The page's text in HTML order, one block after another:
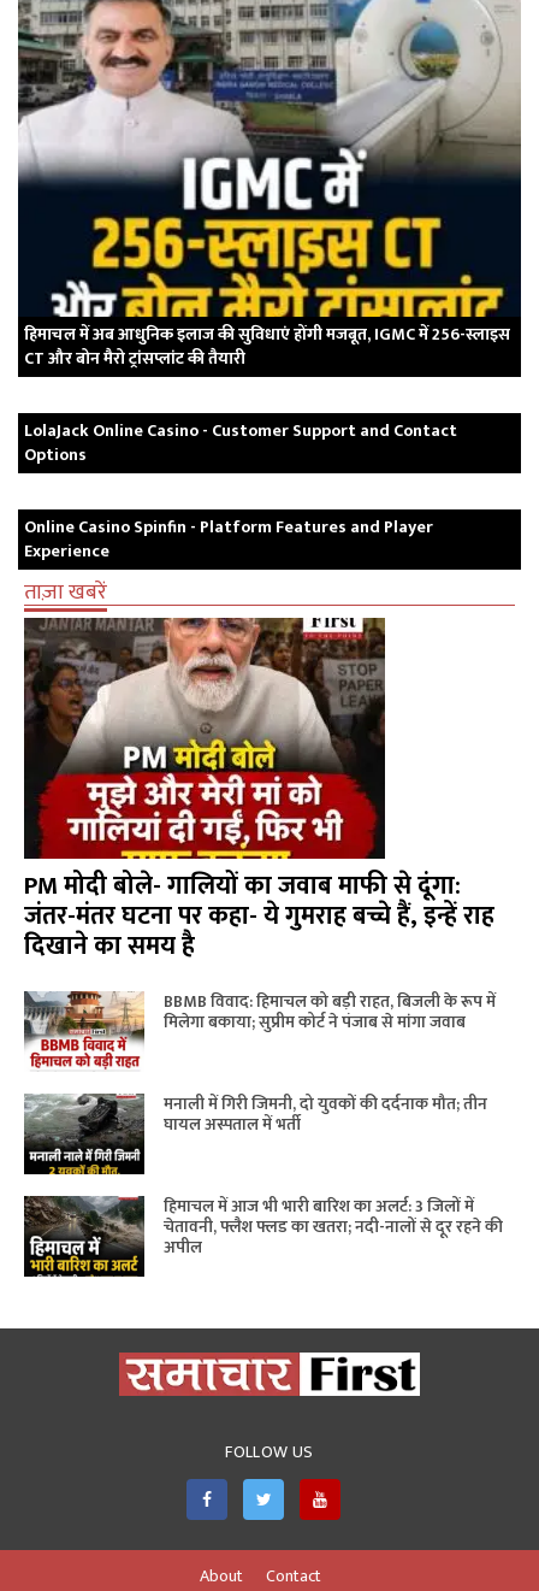
हिमाचल में अब आधुनिक इलाज की सुविधाएं होंगी मजबूत, IGMC में 256-स्लाइस
CT और बोन मैरो ट्रांसप्लांट की तैयारी
LolaJack Online Casino - Customer Support and Contact
Options
Online Casino Spinfin - Platform Features and Player
Experience
ताज़ा खबरें
PM मोदी बोले- गालियों का जवाब माफी से दूंगा:
जंतर-मंतर घटना पर कहा- ये गुमराह बच्चे हैं, इन्हें राह
दिखाने का समय है
BBMB विवाद: हिमाचल को बड़ी राहत, बिजली के रूप में
मिलेगा बकाया; सुप्रीम कोर्ट ने पंजाब से मांगा जवाब
मनाली में गिरी जिमनी, दो युवकों की दर्दनाक मौत; तीन
घायल अस्पताल में भर्ती
हिमाचल में आज भी भारी बारिश का अलर्ट: 3 जिलों में
चेतावनी, फ्लैश फ्लड का खतरा; नदी-नालों से दूर रहने की
अपील
FOLLOW US
About Contact